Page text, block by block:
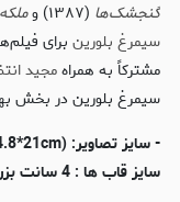
گنجشک‌ها (۱۳۸۷) و ملکه
سیمرغ بلورینبرای
مشترکاً به همراهمجید
سیمرغ بلورین در بخش
سایز قاب ها : 4 سانت بزرگ تر از تصاویر